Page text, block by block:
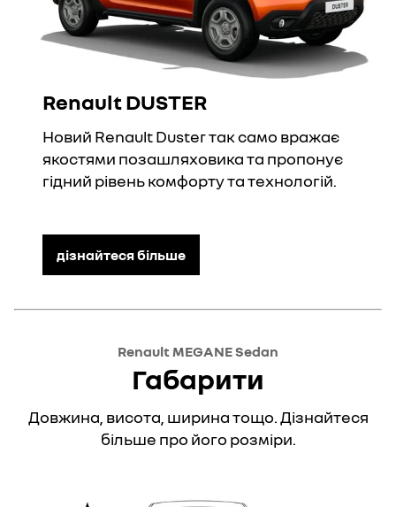
Renault DUSTER
Новий Renault Duster так само вражає
якостями позашляховика та пропонує
гідний рівень комфорту та технологій.
дізнайтеся більше
Renault MEGANE Sedan
Габарити
Довжина, висота, ширина тощо. Дізнайтеся
більше про його розміри.